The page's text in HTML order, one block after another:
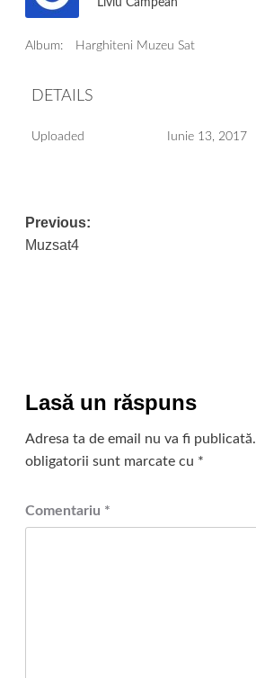
Liviu Campean
Album: Harghiteni Muzeu Sat
DETAILS
Uploaded Iunie 13, 2017
Post
navigation
Previous:
Muzsat4
Lasă un răspuns
Adresa ta de email nu va fi publicată.
obligatorii sunt marcate cu *
Comentariu *